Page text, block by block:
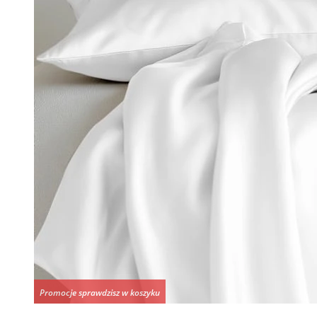
Promocje sprawdzisz w koszyku